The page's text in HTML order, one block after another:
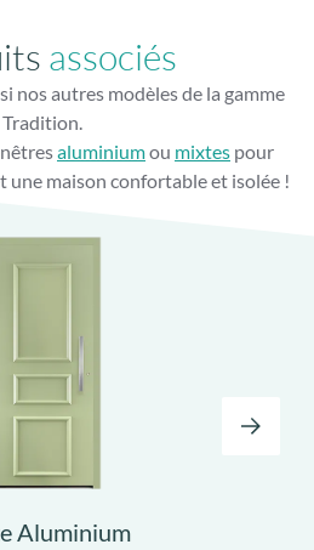
toute hauteur
avec gâche filante lisse
associés
nos autres modèles de la gamme
Tradition.
aluminiumou mixtes pour
une maison confortable et isolée !
Aluminium